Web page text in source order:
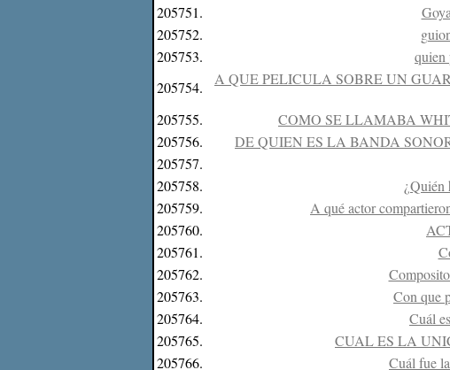
205751.
205752.
205753.
quien
205754.
A QUE PELICULA SOBRE UN
205755.
COMO SE LLAMABA
205756.
DE QUIEN ES LA BANDA
205757.
205758.
¿Quién
205759.
A qué actor
205760.
205761.
205762.
205763.
Con que
205764.
Cuál
205765.
CUAL ES LA
205766.
Cuál fue